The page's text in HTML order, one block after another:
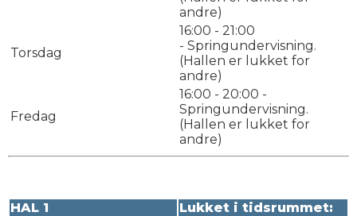
andre)
Torsdag
16:00 - 21:00
- Springundervisning.
(Hallen er lukket for
andre)
Fredag
16:00 - 20:00 -
Springundervisning.
(Hallen er lukket for
andre)
HAL 1
Lukket i tidsrummet: